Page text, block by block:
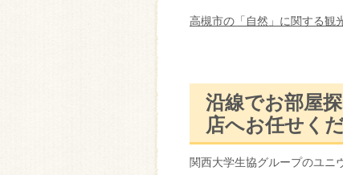
高槻市の「自然」に関する観
沿線でお部屋
店へお任せく
関西大学生協グループのユニ